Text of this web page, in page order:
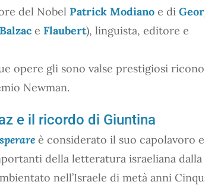
del Nobel Patrick Modiano e di
Balzac e Flaubert), linguista, editore e
opere gli sono valse prestigiosi
Newman.
e il ricordo di Giuntina
è considerato il suo capolavoro
della letteratura israeliana dalla
nell’Israele di metà anni